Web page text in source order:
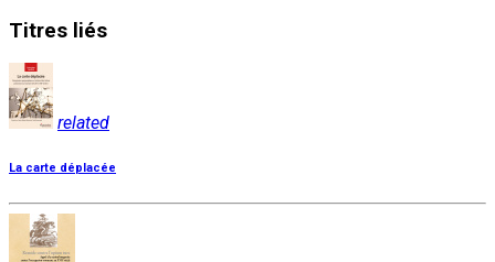
Titres liés
related
La carte déplacée